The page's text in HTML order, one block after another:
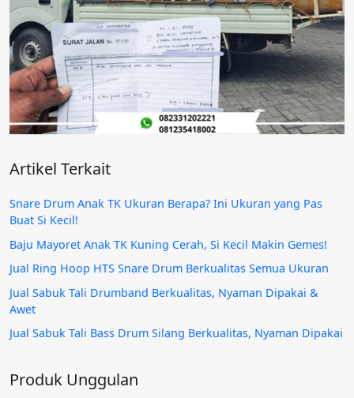
Artikel Terkait
Snare Drum Anak TK Ukuran Berapa? Ini Ukuran yang Pas
Buat Si Kecil!
Baju Mayoret Anak TK Kuning Cerah, Si Kecil Makin Gemes!
Jual Ring Hoop HTS Snare Drum Berkualitas Semua Ukuran
Jual Sabuk Tali Drumband Berkualitas, Nyaman Dipakai &
Awet
Jual Sabuk Tali Bass Drum Silang Berkualitas, Nyaman Dipakai
Produk Unggulan